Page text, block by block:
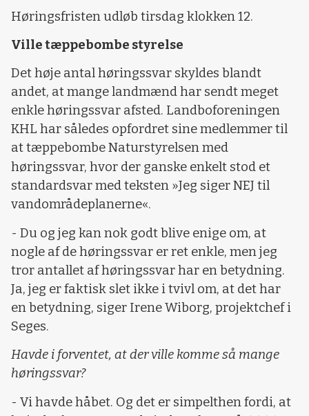
Høringsfristen udløb tirsdag klokken 12.
Ville tæppebombe styrelse
Det høje antal høringssvar skyldes blandt
andet, at mange landmænd har sendt meget
enkle høringssvar afsted. Landboforeningen
KHL har således opfordret sine medlemmer til
at tæppebombe Naturstyrelsen med
høringssvar, hvor der ganske enkelt stod et
standardsvar med teksten »Jeg siger NEJ til
vandområdeplanerne«.
- Du og jeg kan nok godt blive enige om, at
nogle af de høringssvar er ret enkle, men jeg
tror antallet af høringssvar har en betydning.
Ja, jeg er faktisk slet ikke i tvivl om, at det har
en betydning, siger Irene Wiborg, projektchef i
Seges.
Havde i forventet, at der ville komme så mange
høringssvar?
- Vi havde håbet. Og det er simpelthen fordi, at